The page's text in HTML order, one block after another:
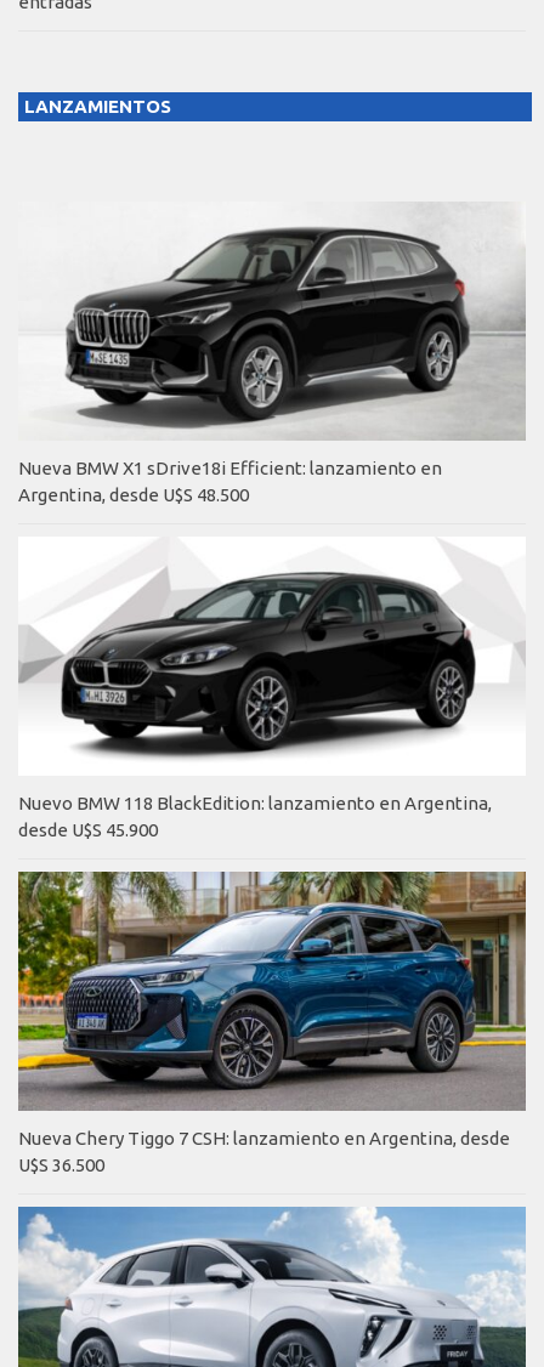
LANZAMIENTOS
Nueva BMW X1 sDrive18i Efficient: lanzamiento en
Argentina, desde U$S 48.500
Nuevo BMW 118 BlackEdition: lanzamiento en Argentina,
desde U$S 45.900
Nueva Chery Tiggo 7 CSH: lanzamiento en Argentina, desde
U$S 36.500